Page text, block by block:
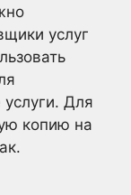
услуг
Для
копию на